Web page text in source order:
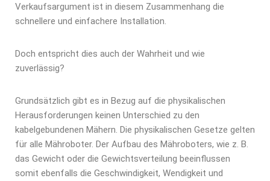
Verkaufsargument ist in diesem Zusammenhang die
schnellere und einfachere Installation.
Doch entspricht dies auch der Wahrheit und wie
zuverlässig?
Grundsätzlich gibt es in Bezug auf die physikalischen
Herausforderungen keinen Unterschied zu den
kabelgebundenen Mähern. Die physikalischen Gesetze gelten
für alle Mähroboter. Der Aufbau des Mähroboters, wie z. B.
das Gewicht oder die Gewichtsverteilung beeinflussen
somit ebenfalls die Geschwindigkeit, Wendigkeit und